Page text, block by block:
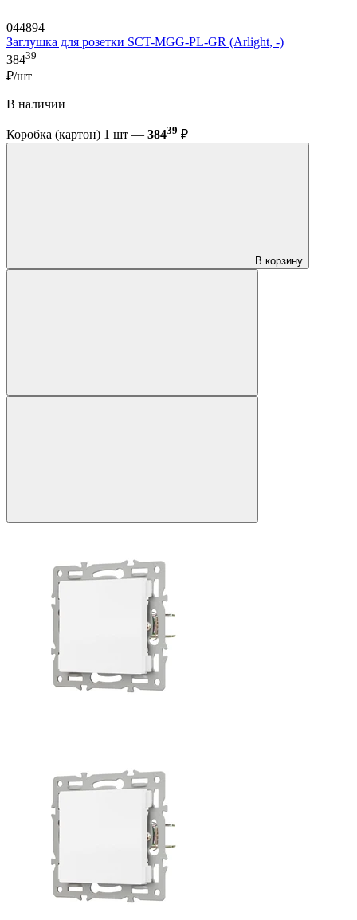
044894
Заглушка для розетки SCT-MGG-PL-GR (Arlight, -)
38439
₽/шт
В наличии
Коробка (картон) 1 шт — 38439 ₽
В корзину